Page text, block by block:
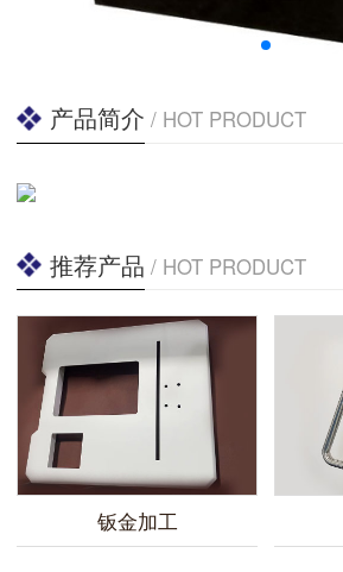
产品简介 / HOT PRODUCT
推荐产品 / HOT PRODUCT
钣金加工